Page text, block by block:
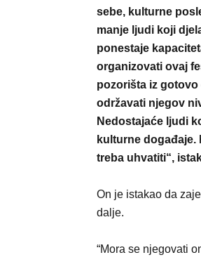
sebe, kulturne
manje ljudi koji
ponestaje
organizovati ovaj
pozorišta iz
održavati njegov
Nedostajaće ljudi
kulturne događaje.
treba uhvatiti“,
On je istakao da
dalje.
“Mora se njegovati